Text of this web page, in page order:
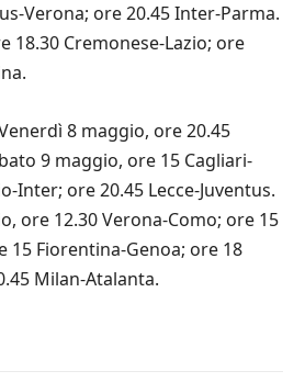
Verona; ore 20.45 Inter-Parma.
18.30 Cremonese-Lazio; ore
8 maggio, ore 20.45
9 maggio, ore 15 Cagliari-
Inter; ore 20.45 Lecce-Juventus.
ore 12.30 Verona-Como; ore 15
15 Fiorentina-Genoa; ore 18
Milan-Atalanta.